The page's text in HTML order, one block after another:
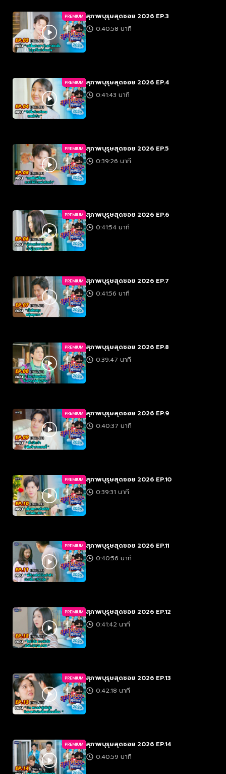
PREMIUM สุภาพบุรุษสุดซอย 2026 EP.3
0:40:58 นาที
PREMIUM สุภาพบุรุษสุดซอย 2026 EP.4
0:41:43 นาที
PREMIUM สุภาพบุรุษสุดซอย 2026 EP.5
0:39:26 นาที
PREMIUM สุภาพบุรุษสุดซอย 2026 EP.6
0:41:54 นาที
PREMIUM สุภาพบุรุษสุดซอย 2026 EP.7
0:41:56 นาที
PREMIUM สุภาพบุรุษสุดซอย 2026 EP.8
0:39:47 นาที
PREMIUM สุภาพบุรุษสุดซอย 2026 EP.9
0:40:37 นาที
PREMIUM สุภาพบุรุษสุดซอย 2026 EP.10
0:39:31 นาที
PREMIUM สุภาพบุรุษสุดซอย 2026 EP.11
0:40:56 นาที
PREMIUM สุภาพบุรุษสุดซอย 2026 EP.12
0:41:42 นาที
PREMIUM สุภาพบุรุษสุดซอย 2026 EP.13
0:42:18 นาที
PREMIUM สุภาพบุรุษสุดซอย 2026 EP.14
0:40:59 นาที